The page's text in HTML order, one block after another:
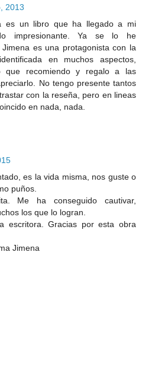
2013
es un libro que ha llegado a mi
impresionante. Ya se lo he
es una protagonista con la
en muchos aspectos,
que recomiendo y regalo a las
No tengo presente tantos
con la reseña, pero en lineas
en nada, nada.
es la vida misma, nos guste o
puños.
Me ha conseguido cautivar,
los que lo logran.
escritora. Gracias por esta obra
Jimena